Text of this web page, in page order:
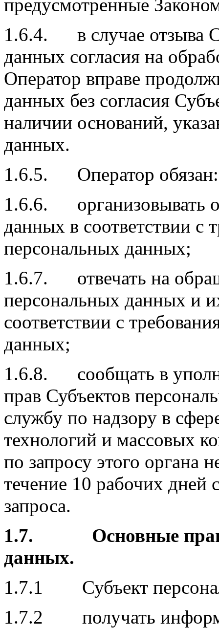
предусмотренные
1.6.4. в случае отзыва
данных согласия на
Оператор вправе
данных без согласия
наличии оснований,
данных.
1.6.5. Оператор обязан:
1.6.6. организовывать
данных в соответствии с
персональных данных;
1.6.7. отвечать на
персональных данных и
соответствии с
данных;
1.6.8. сообщать в
прав Субъектов
службу по надзору в
технологий и массовых
по запросу этого
течение 10 рабочих дней
запроса.
1.7. Основные
данных.
1.7.1 Субъект
1.7.2 получать